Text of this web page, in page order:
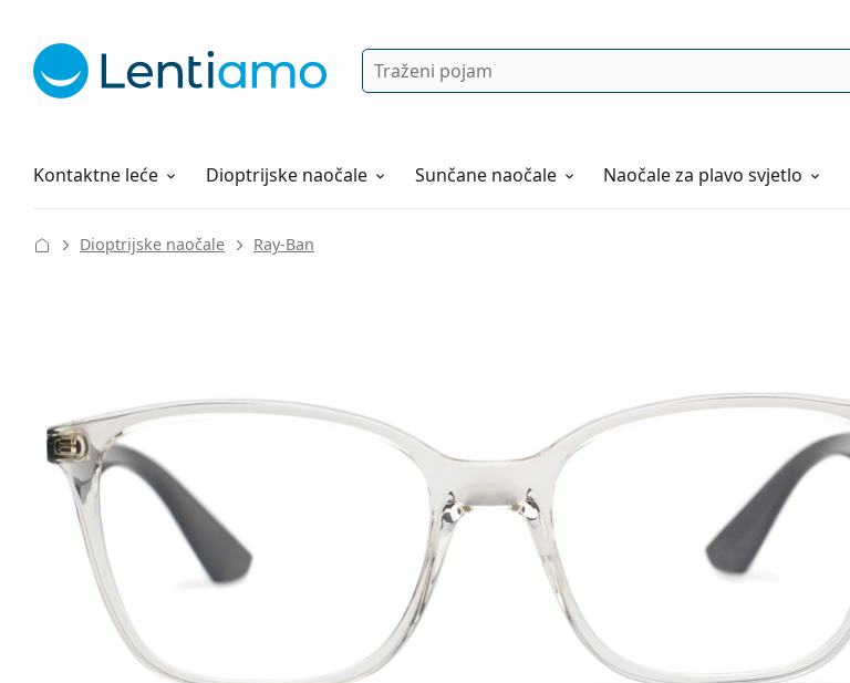
Pretraga
Kontaktne leće
Otopine za leće Dioptrijske naočale Sunčane naočale Naočaleza plavo svjetlo
Sve o kupovini
Dioptrijske naočale Ray-Ban